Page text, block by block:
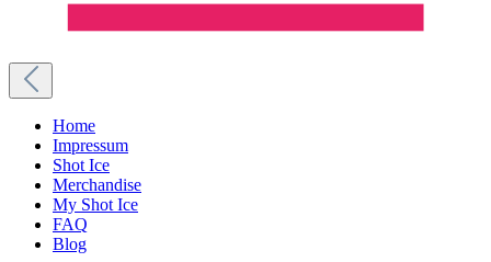
Home
Impressum
Shot Ice
Merchandise
My Shot Ice
FAQ
Blog